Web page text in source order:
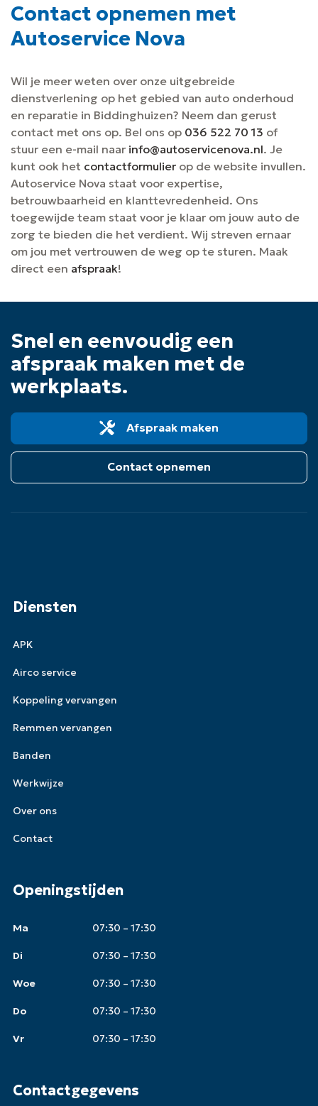
Contact opnemen met
Autoservice Nova
Wil je meer weten over onze uitgebreide
dienstverlening op het gebied van auto onderhoud
en reparatie in Biddinghuizen? Neem dan gerust
contact met ons op. Bel ons op 036 522 70 13 of
stuur een e-mail naar info@autoservicenova.nl. Je
kunt ook het contactformulier op de website invullen.
Autoservice Nova staat voor expertise,
betrouwbaarheid en klanttevredenheid. Ons
toegewijde team staat voor je klaar om jouw auto de
zorg te bieden die het verdient. Wij streven ernaar
om jou met vertrouwen de weg op te sturen. Maak
direct een afspraak!
Snel en eenvoudig een
afspraak maken met de
werkplaats.
Afspraak maken
Contact opnemen
Diensten
APK
Airco service
Koppeling vervangen
Remmen vervangen
Banden
Werkwijze
Over ons
Contact
Openingstijden
Ma 07:30 – 17:30
Di 07:30 – 17:30
Woe 07:30 – 17:30
Do 07:30 – 17:30
Vr 07:30 – 17:30
Contactgegevens